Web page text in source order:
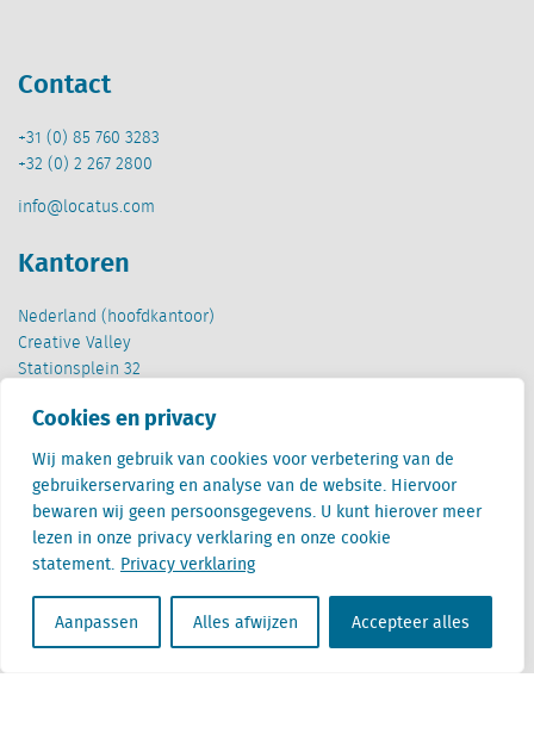
Cookies en privacy
Wij maken gebruik van cookies voor verbetering van de
gebruikerservaring en analyse van de website. Hiervoor
bewaren wij geen persoonsgegevens. U kunt hierover meer
lezen in onze privacy verklaring en onze cookie
statement. Privacy verklaring
Aanpassen Alles afwijzen Accepteer alles
Contact
+31 (0) 85 760 3283
+32 (0) 2 267 2800
info@locatus.com
Kantoren
Nederland (hoofdkantoor)
Creative Valley
Stationsplein 32
Cantersteen 47
1000 Brussel